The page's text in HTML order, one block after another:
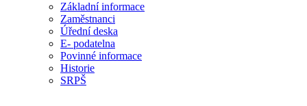
Základní informace
Zaměstnanci
Úřední deska
E- podatelna
Povinné informace
Historie
SRPŠ